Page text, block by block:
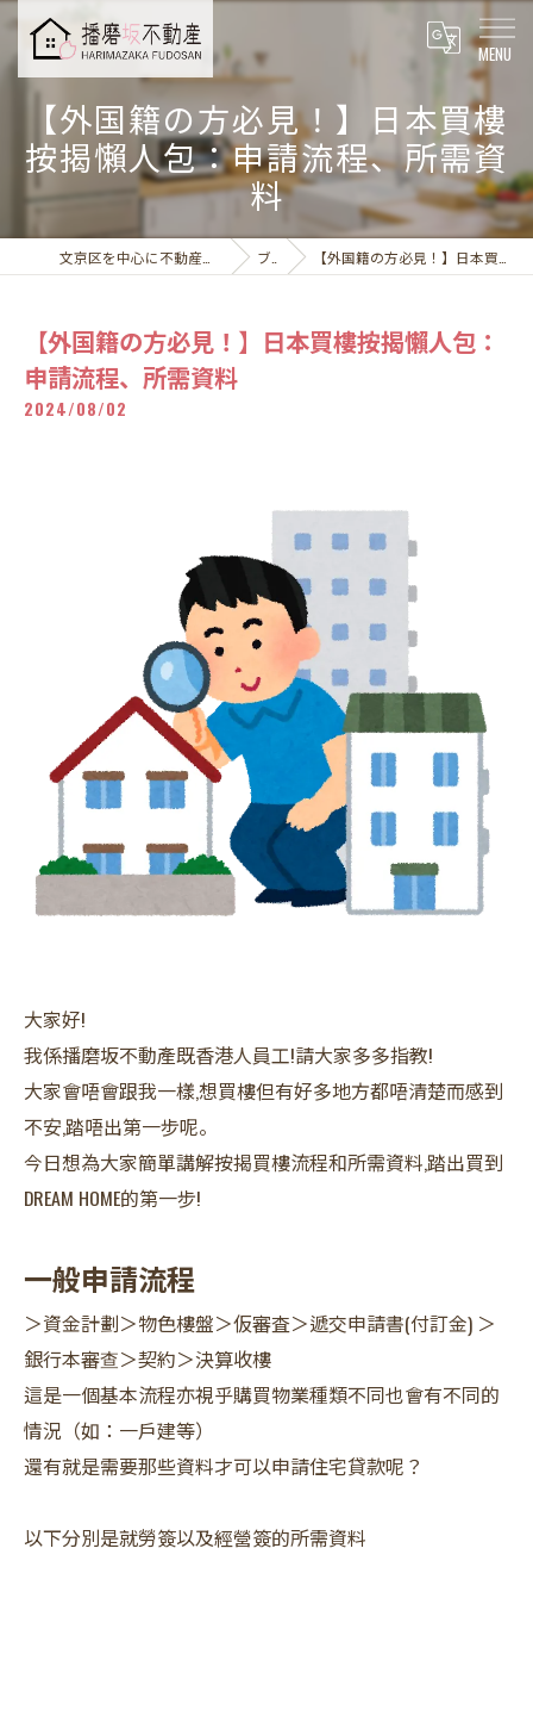
【外国籍の方必見！】日本買樓
按揭懶人包：申請流程、所需資
料
ブログ 【外国籍の方必見！】日本買樓按揭懶人包：申請流程、所需資料
【外国籍の方必見！】日本買樓按揭懶人包：
申請流程、所需資料
2024/08/02
大家好!
我係播磨坂不動產既香港人員工!請大家多多指教!
大家會唔會跟我一樣,想買樓但有好多地方都唔清楚而感到
不安,踏唔出第一步呢。
今日想為大家簡單講解按揭買樓流程和所需資料,踏出買到
DREAM HOME的第一步!
一般申請流程
＞資金計劃＞物色樓盤＞仮審査＞遞交申請書(付訂金) ＞
銀行本審查＞契約＞決算收樓
這是一個基本流程亦視乎購買物業種類不同也會有不同的
情況（如：一戶建等）
還有就是需要那些資料才可以申請住宅貸款呢？
以下分別是就勞簽以及經營簽的所需資料